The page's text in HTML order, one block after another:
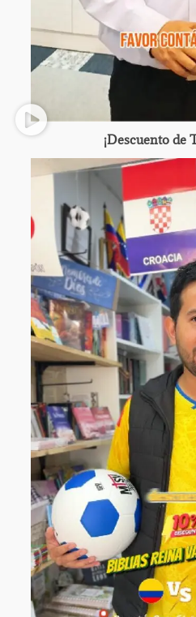
¡Descuento de